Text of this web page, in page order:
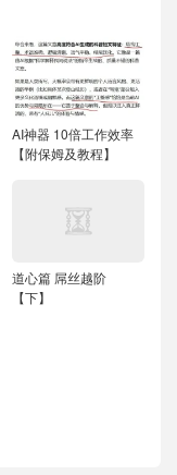
AI神器 10倍工作效率
【附保姆及教程】
道心篇 屌丝越阶
【下】